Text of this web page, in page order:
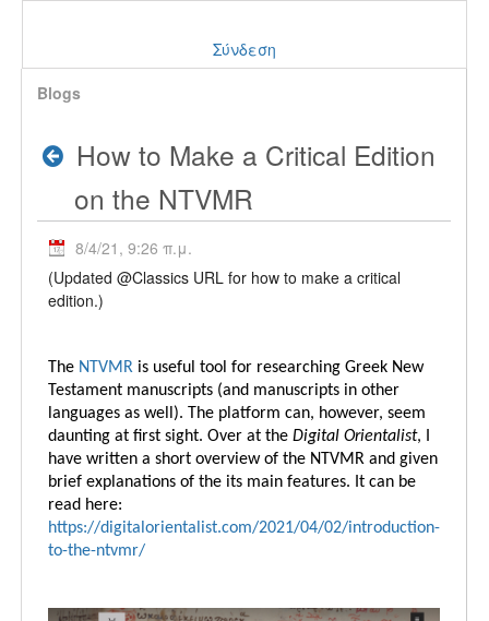
Σύνδεση
Blogs
How to Make a Critical Edition
on the NTVMR
8/4/21, 9:26 π.μ.
(Updated @Classics URL for how to make a critical
edition.)
The NTVMR is useful tool for researching Greek New
Testament manuscripts (and manuscripts in other
languages as well). The platform can, however, seem
daunting at first sight. Over at the Digital Orientalist, I
have written a short overview of the NTVMR and given
brief explanations of the its main features. It can be
read here:
https://digitalorientalist.com/2021/04/02/introduction-
to-the-ntvmr/